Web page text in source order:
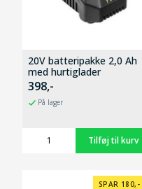
20V batteripakke 2,0 Ah
med hurtiglader
398,-
På lager
SPAR 180,-